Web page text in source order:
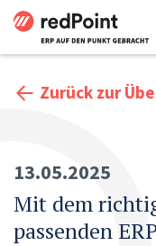
Zurück zur
13.05.2025
Mit dem
passenden